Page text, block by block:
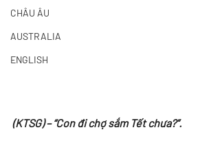
CHÂU ÂU
AUSTRALIA
ENGLISH
(KTSG) – “Con đi chợ sắm Tết chưa?”.